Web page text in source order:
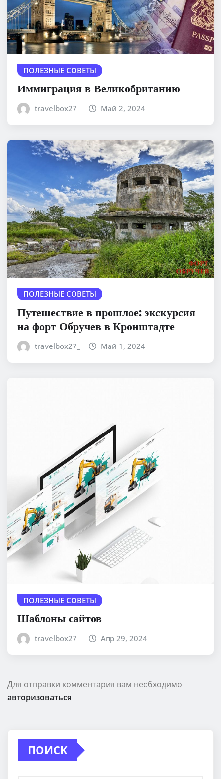
ПОЛЕЗНЫЕ СОВЕТЫ
Иммиграция в Великобританию
travelbox27_ Май 2, 2024
ПОЛЕЗНЫЕ СОВЕТЫ
Путешествие в прошлое: экскурсия
на форт Обручев в Кронштадте
travelbox27_ Май 1, 2024
ПОЛЕЗНЫЕ СОВЕТЫ
Шаблоны сайтов
travelbox27_ Апр 29, 2024
Для отправки комментария вам необходимо
авторизоваться
ПОИСК